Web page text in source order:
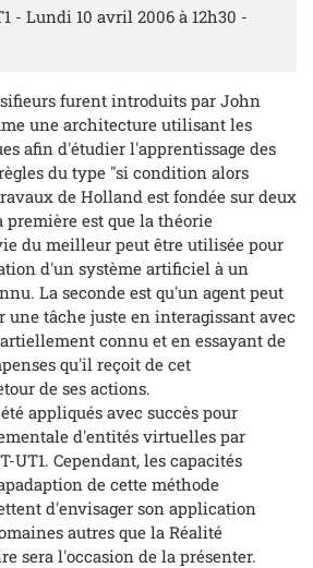
- Lundi 10 avril 2006 à 12h30 -
furent introduits par John
une architecture utilisant les
afin d'étudier l'apprentissage des
du type "si condition alors
de Holland est fondée sur deux
première est que la théorie
du meilleur peut être utilisée pour
d'un système artificiel à un
La seconde est qu'un agent peut
une tâche juste en interagissant avec
connu et en essayant de
qu'il reçoit de cet
de ses actions.
appliqués avec succès pour
d'entités virtuelles par
UT1. Cependant, les capacités
de cette méthode
d'envisager son application
autres que la Réalité
sera l'occasion de la présenter.